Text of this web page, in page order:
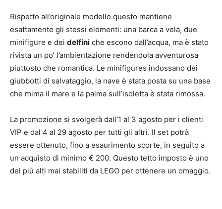
Rispetto all’originale modello questo mantiene
esattamente gli stessi elementi: una barca a vela, due
minifigure e dei delfini che escono dall’acqua, ma è stato
rivista un po’ l’ambientazione rendendola avventurosa
piuttosto che romantica. Le minifigures indossano dei
giubbotti di salvataggio, la nave è stata posta su una base
che mima il mare e la palma sull’isoletta è stata rimossa.
La promozione si svolgerà dall’1 al 3 agosto per i clienti
VIP e dal 4 al 29 agosto per tutti gli altri. Il set potrà
essere ottenuto, fino a esaurimento scorte, in seguito a
un acquisto di minimo € 200. Questo tetto imposto è uno
dei più alti mai stabiliti da LEGO per ottenere un omaggio.